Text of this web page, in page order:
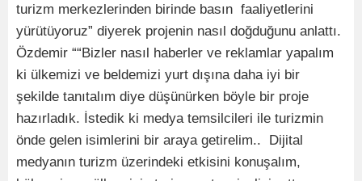
turizm merkezlerinden birinde basın faaliyetlerini
yürütüyoruz” diyerek projenin nasıl doğduğunu anlattı.
Özdemir ““Bizler nasıl haberler ve reklamlar yapalım
ki ülkemizi ve beldemizi yurt dışına daha iyi bir
şekilde tanıtalım diye düşünürken böyle bir proje
hazırladık. İstedik ki medya temsilcileri ile turizmin
önde gelen isimlerini bir araya getirelim.. Dijital
medyanın turizm üzerindeki etkisini konuşalım,